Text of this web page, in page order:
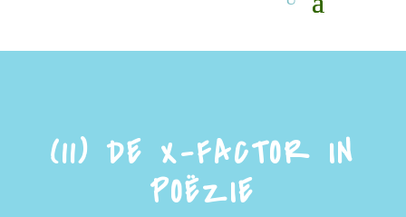
(11) DE X-FACTOR IN
POËZIE